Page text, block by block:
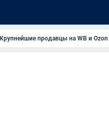
Крупнейшие продавцы на WB и Ozon